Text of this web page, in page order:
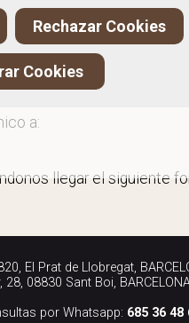
a los teléfonos:
a:
llegar el siguiente
El Prat de Llobregat,
08830 Sant Boi,
por Whatsapp: 685 36 48
Rechazar Cookies
Cookies